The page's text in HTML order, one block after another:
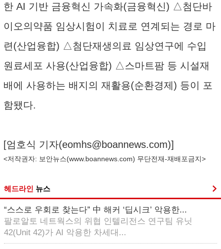
한 AI 기반 금융혁신 가속화(금융혁신) △첨단바
이오의약품 임상시험이 치료로 연계되는 경로 마
련(산업융합) △첨단재생의료 임상연구에 수입
원료세포 사용(산업융합) △스마트팜 등 시설재
배에 사용하는 배지의 재활용(순환경제) 등이 포
함됐다.
[엄호식 기자(eomhs@boannews.com)]
<저작권자: 보안뉴스(www.boannews.com) 무단전재-재배포금지>
헤드라인 뉴스
“스스로 우회로 찾는다” 中 해커 ‘딥시크’ 악용한...
팔로알토 네트웍스의 위협 인텔리전스 연구팀 유닛
42(Unit 42)가 AI 악용한 차세대...